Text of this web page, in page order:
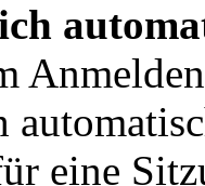
eine